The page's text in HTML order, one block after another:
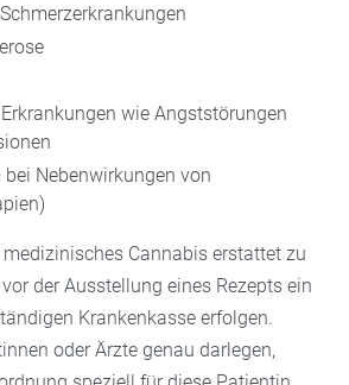
wie Angststörungen
bei Nebenwirkungen von
Cannabis erstattet zu
der Ausstellung eines Rezepts ein
Krankenkasse erfolgen.
oder Ärzte genau darlegen,